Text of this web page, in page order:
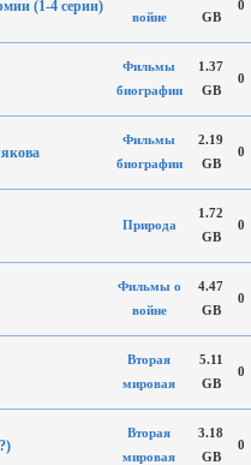
(1-4 серии)
войне
GB
0
Фильмы
биографии
1.37
GB
0
Фильмы
биографии
2.19
GB
0
Природа
1.72
GB
0
Фильмы о
войне
4.47
GB
0
Вторая
мировая
5.11
GB
0
Вторая
мировая
3.18
GB
0